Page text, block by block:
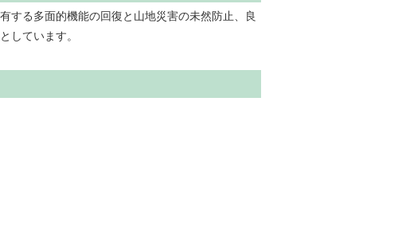
する多面的機能の回復と山地災害の未然防止、良
しています。